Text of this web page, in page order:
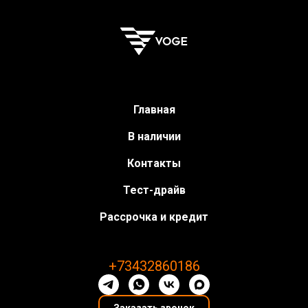
Главная
В наличии
Контакты
Тест-драйв
Рассрочка и кредит
+73432860186